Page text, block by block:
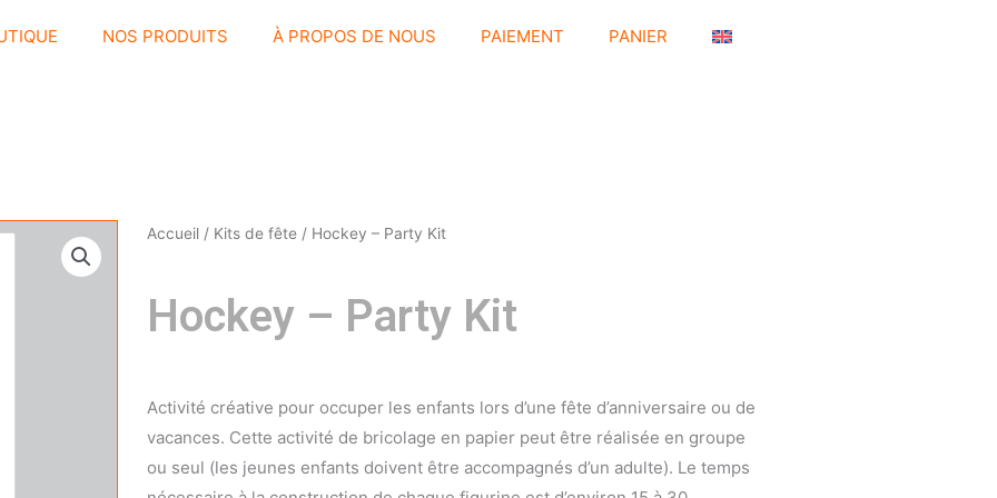
NOS PRODUITS À PROPOS DE NOUS PAIEMENT PANIER
Accueil / Kits de fête / Hockey – Party Kit
Hockey – Party Kit
Activité créative pour occuper les enfants lors d’une fête d’anniversaire ou de
vacances. Cette activité de bricolage en papier peut être réalisée en groupe
ou seul (les jeunes enfants doivent être accompagnés d’un adulte). Le temps